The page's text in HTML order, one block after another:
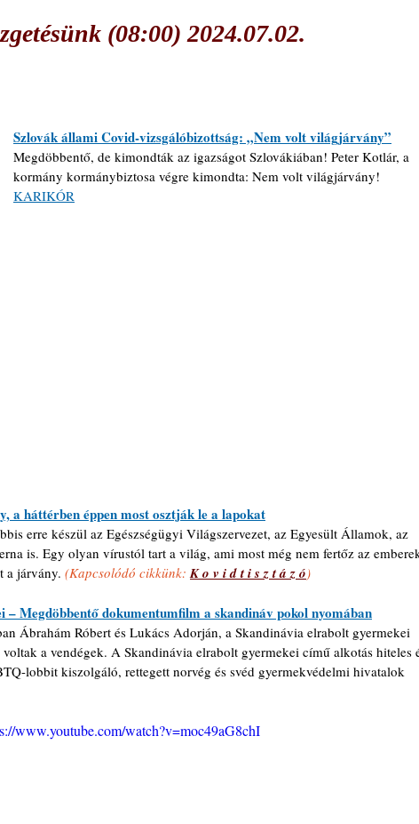
(08:00) 2024.07.02.
Szlovák állami Covid-vizsgálóbizottság: „Nem volt világjárvány”
Megdöbbentő, de kimondták az igazságot Szlovákiában! Peter Kotlár, a
kormány kormánybiztosa végre kimondta: Nem volt világjárvány!
KARIKÓR
a háttérben éppen most osztják le a lapokat
erre készül az Egészségügyi Világszervezet, az Egyesült Államok, az
is. Egy olyan vírustól tart a világ, ami most még nem fertőz az
a járvány. (Kapcsolódó cikkünk: K o v i d t i s z t á z ó)
– Megdöbbentő dokumentumfilm a skandináv pokol nyomában
Ábrahám Róbert és Lukács Adorján, a Skandinávia elrabolt gyermekei
a vendégek. A Skandinávia elrabolt gyermekei című alkotás hiteles
lobbit kiszolgáló, rettegett norvég és svéd gyermekvédelmi hivatalok
www.youtube.com/watch?v=moc49aG8chI